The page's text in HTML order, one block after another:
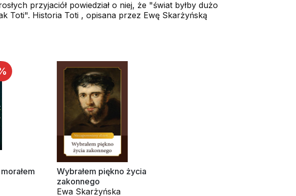
przyjaciół powiedział o niej, że "świat byłby dużo
Toti". Historia Toti , opisana przez Ewę Skarżyńską
Wybrałem piękno życia
zakonnego
Ewa Skarżyńska